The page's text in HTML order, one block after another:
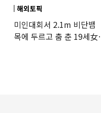
해외토픽
미인대회서 2.1m 비단뱀
목에 두르고 춤 춘 19세女